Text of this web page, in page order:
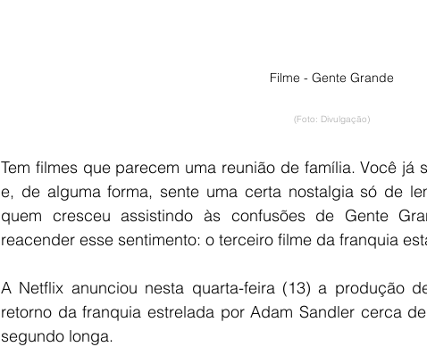
Filme - Gente Grande
(Foto: Divulgação)
Tem filmes que parecem uma reunião de família. Você
e, de alguma forma, sente uma certa nostalgia só de
quem cresceu assistindo às confusões de Gente
reacender esse sentimento: o terceiro filme da franquia
A Netflix anunciou nesta quarta-feira (13) a produção
retorno da franquia estrelada por Adam Sandler cerca
segundo longa.